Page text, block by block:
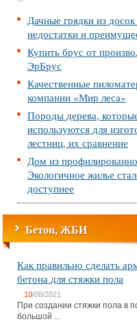
Дачные грядки из досок
недостатки и
Купить брус от
ЭрБрус
Качественные
компании «Мир леса»
Породы дерева,
используются для
лестниц, их сравнение
Дом из
Экологичное жилье
доступнее
Бетон, ЖБИ
Как правильно сделать
бетона для стяжки пола
10/08/2021
При создании стяжки пола в
большой ...